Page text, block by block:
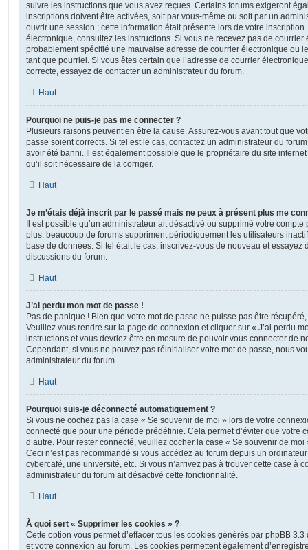
suivre les instructions que vous avez reçues. Certains forums exigeront
inscriptions doivent être activées, soit par vous-même ou soit par un
ouvrir une session ; cette information était présente lors de votre
électronique, consultez les instructions. Si vous ne recevez pas de courrier
probablement spécifié une mauvaise adresse de courrier électronique ou
tant que pourriel. Si vous êtes certain que l’adresse de courrier
correcte, essayez de contacter un administrateur du forum.
Haut
Pourquoi ne puis-je pas me connecter ?
Plusieurs raisons peuvent en être la cause. Assurez-vous avant tout que
passe soient corrects. Si tel est le cas, contactez un administrateur du
avoir été banni. Il est également possible que le propriétaire du site
qu’il soit nécessaire de la corriger.
Haut
Je m’étais déjà inscrit par le passé mais ne peux à présent plus me
Il est possible qu’un administrateur ait désactivé ou supprimé votre
plus, beaucoup de forums suppriment périodiquement les utilisateurs
base de données. Si tel était le cas, inscrivez-vous de nouveau et essayez
discussions du forum.
Haut
J’ai perdu mon mot de passe !
Pas de panique ! Bien que votre mot de passe ne puisse pas être
Veuillez vous rendre sur la page de connexion et cliquer sur « J’ai perdu
instructions et vous devriez être en mesure de pouvoir vous connecter de
Cependant, si vous ne pouvez pas réinitialiser votre mot de passe, nous
administrateur du forum.
Haut
Pourquoi suis-je déconnecté automatiquement ?
Si vous ne cochez pas la case « Se souvenir de moi » lors de votre
connecté que pour une période prédéfinie. Cela permet d’éviter que votre
d’autre. Pour rester connecté, veuillez cocher la case « Se souvenir de
Ceci n’est pas recommandé si vous accédez au forum depuis un
cybercafé, une université, etc. Si vous n’arrivez pas à trouver cette case à
administrateur du forum ait désactivé cette fonctionnalité.
Haut
À quoi sert « Supprimer les cookies » ?
Cette option vous permet d’effacer tous les cookies générés par phpBB
et votre connexion au forum. Les cookies permettent également